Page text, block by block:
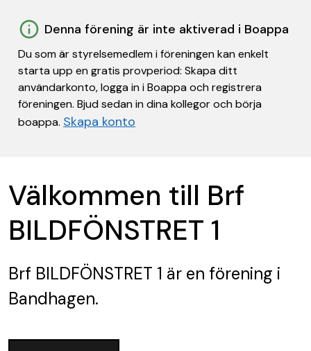
Denna förening är inte aktiverad i Boappa
Du som är styrelsemedlem i föreningen kan enkelt
starta upp en gratis provperiod: Skapa ditt
användarkonto, logga in i Boappa och registrera
föreningen. Bjud sedan in dina kollegor och börja
boappa. Skapa konto
Välkommen till Brf
BILDFÖNSTRET 1
Brf BILDFÖNSTRET 1 är en förening i
Bandhagen.